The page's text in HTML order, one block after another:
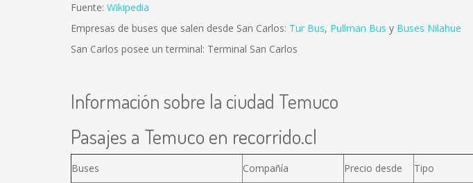
Fuente: Wikipedia
Empresas de buses que salen desde San Carlos: Tur Bus, Pullman Bus y Buses Nilahue
San Carlos posee un terminal: Terminal San Carlos
Información sobre la ciudad Temuco
Pasajes a Temuco en recorrido.cl
Buses Compañía Precio desde Tipo